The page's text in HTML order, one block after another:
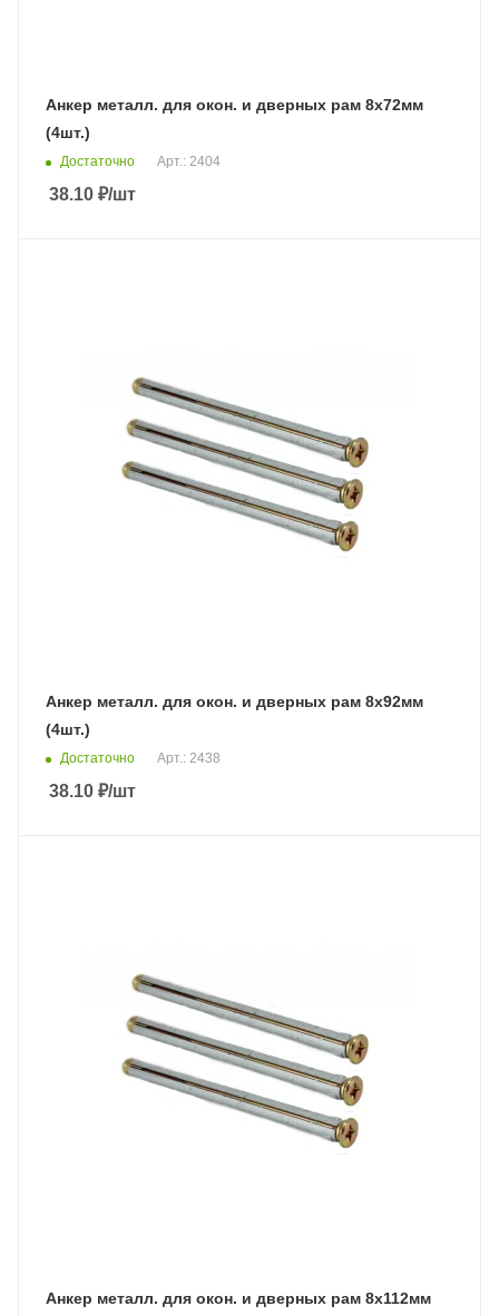
Анкер металл. для окон. и дверных рам 8х72мм
(4шт.)
Достаточно Арт.: 2404
38.10 ₽/шт
Анкер металл. для окон. и дверных рам 8х92мм
(4шт.)
Достаточно Арт.: 2438
38.10 ₽/шт
Анкер металл. для окон. и дверных рам 8х112мм